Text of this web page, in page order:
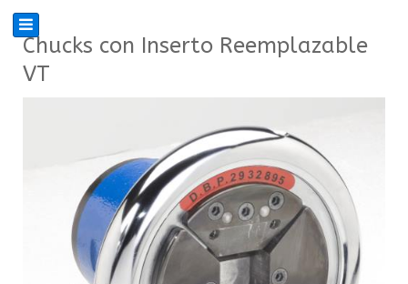
Chucks con Inserto Reemplazable
VT